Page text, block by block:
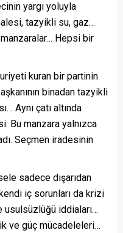
yargı yoluyla
tazyikli su, gaz…
Hepsi bir
kuran bir partinin
binadan tazyikli
Aynı çatı altında
Bu manzara yalnızca
Seçmen iradesinin
sadece dışarıdan
iç sorunları da krizi
iddiaları…
ve güç mücadeleleri…